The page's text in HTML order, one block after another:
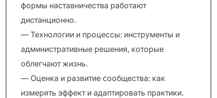
формы наставничества работают
дистанционно.
— Технологии и процессы: инструменты и
административные решения, которые
облегчают жизнь.
— Оценка и развитие сообщества: как
измерять эффект и адаптировать практики.